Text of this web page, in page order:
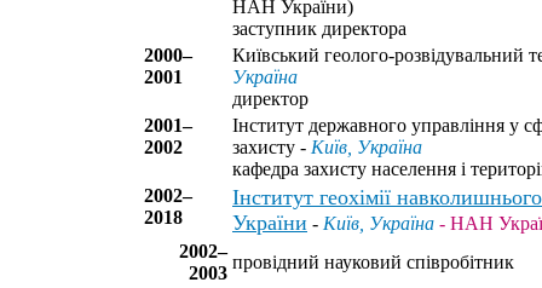
НАН України)
заступник директора
2000–
2001
Київський геолого-розвідувальний
Україна
директор
2001–
2002
Інститут державного управління у
захисту - Київ, Україна
кафедра захисту населення і
2002–
2018
Інститут геохімії
України - Київ, Україна - НАН
2002–
2003
провідний науковий співробітник